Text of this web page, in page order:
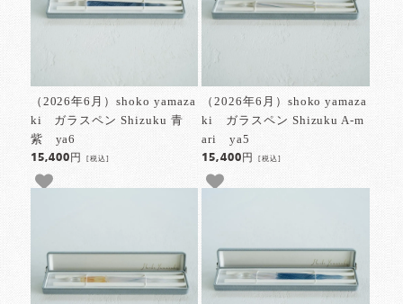
（2026年6月）shoko yamaza
ki ガラスペン Shizuku 青
紫 ya6
15,400円[税込]
（2026年6月）shoko yamaza
ki ガラスペン Shizuku A-m
ari ya5
15,400円 [税込]